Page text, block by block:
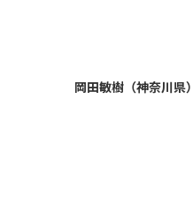
岡田敏樹（神奈川県